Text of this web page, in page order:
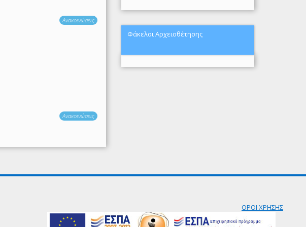
Ανακοινώσεις
Ανακοινώσεις
Φάκελοι Αρχειοθέτησης
ΟΡΟΙ ΧΡΗΣΗΣ